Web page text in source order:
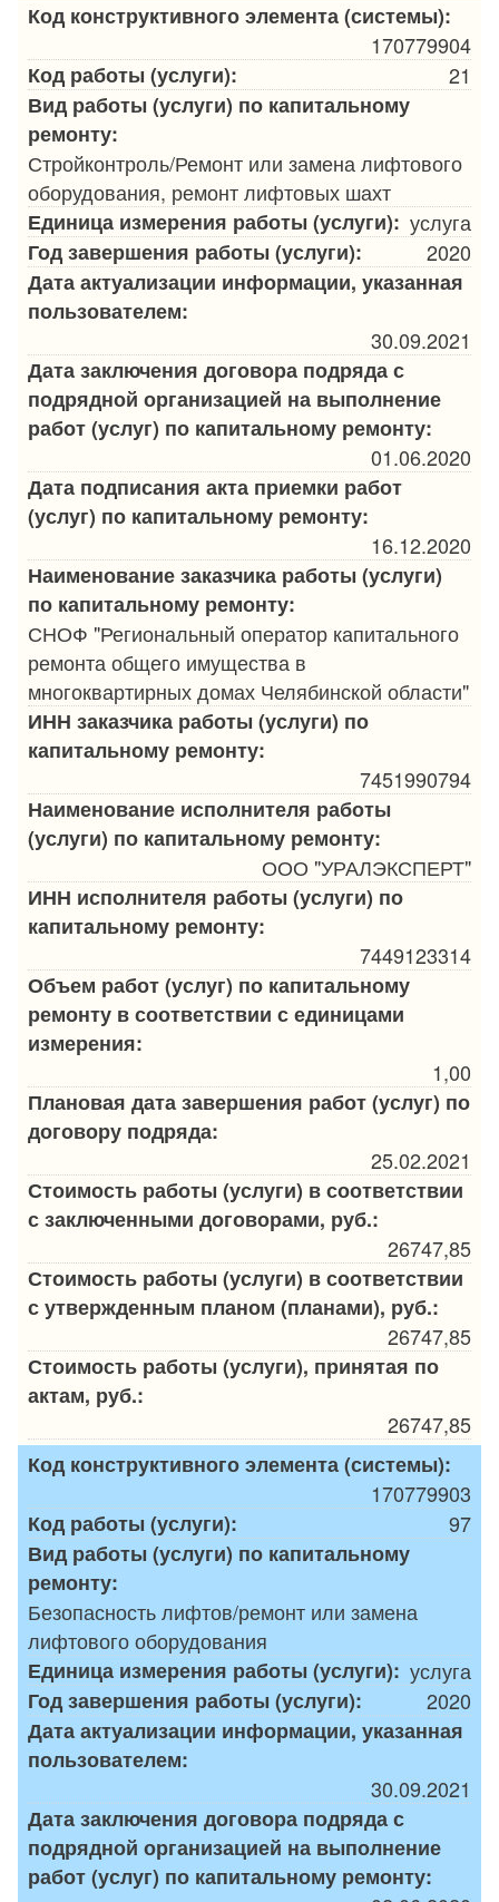
Код конструктивного элемента (системы):
170779904
Код работы (услуги):
21
Вид работы (услуги) по капитальному
ремонту:
Стройконтроль/Ремонт или замена лифтового
оборудования, ремонт лифтовых шахт
Единица измерения работы (услуги): услуга
Год завершения работы (услуги):
2020
Дата актуализации информации, указанная
пользователем:
30.09.2021
Дата заключения договора подряда с
подрядной организацией на выполнение
работ (услуг) по капитальному ремонту:
01.06.2020
Дата подписания акта приемки работ
(услуг) по капитальному ремонту:
16.12.2020
Наименование заказчика работы (услуги)
по капитальному ремонту:
СНОФ "Региональный оператор капитального
ремонта общего имущества в
многоквартирных домах Челябинской области"
ИНН заказчика работы (услуги) по
капитальному ремонту:
7451990794
Наименование исполнителя работы
(услуги) по капитальному ремонту:
ООО "УРАЛЭКСПЕРТ"
ИНН исполнителя работы (услуги) по
капитальному ремонту:
7449123314
Объем работ (услуг) по капитальному
ремонту в соответствии с единицами
измерения:
1,00
Плановая дата завершения работ (услуг) по
договору подряда:
25.02.2021
Стоимость работы (услуги) в соответствии
с заключенными договорами, руб.:
26747,85
Стоимость работы (услуги) в соответствии
с утвержденным планом (планами), руб.:
26747,85
Стоимость работы (услуги), принятая по
актам, руб.:
26747,85
Код конструктивного элемента (системы):
170779903
Код работы (услуги):
97
Вид работы (услуги) по капитальному
ремонту:
Безопасность лифтов/ремонт или замена
лифтового оборудования
Единица измерения работы (услуги): услуга
Год завершения работы (услуги):
2020
Дата актуализации информации, указанная
пользователем:
30.09.2021
Дата заключения договора подряда с
подрядной организацией на выполнение
работ (услуг) по капитальному ремонту: